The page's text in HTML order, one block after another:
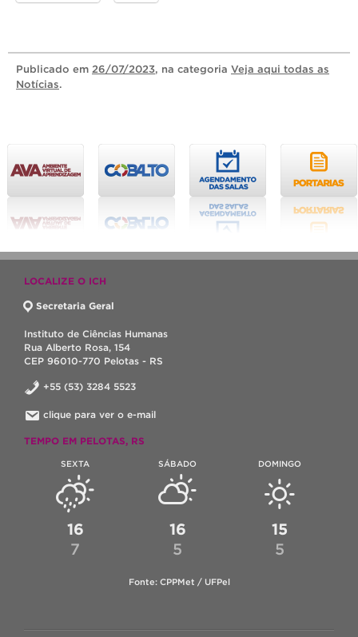
Publicado em 26/07/2023, na categoria Veja aqui todas as
Notícias.
LOCALIZE O ICH
Secretaria Geral
Instituto de Ciências Humanas
Rua Alberto Rosa, 154
CEP 96010-770 Pelotas - RS
+55 (53) 3284 5523
clique para ver o e-mail
TEMPO EM PELOTAS, RS
SEXTA
16
7
SÁBADO
16
5
DOMINGO
15
5
Fonte: CPPMet / UFPel